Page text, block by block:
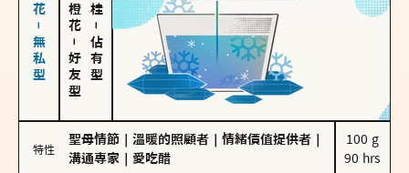
－
好友型
－
佔有型
特性
聖母情節 溫暖的照顧者 情緒價值提供者
溝通專家
愛吃醋
100 g
90 hrs